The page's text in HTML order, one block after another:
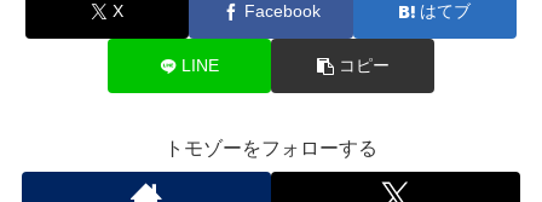
X Facebook はてブ
LINE コピー
トモゾーをフォローする